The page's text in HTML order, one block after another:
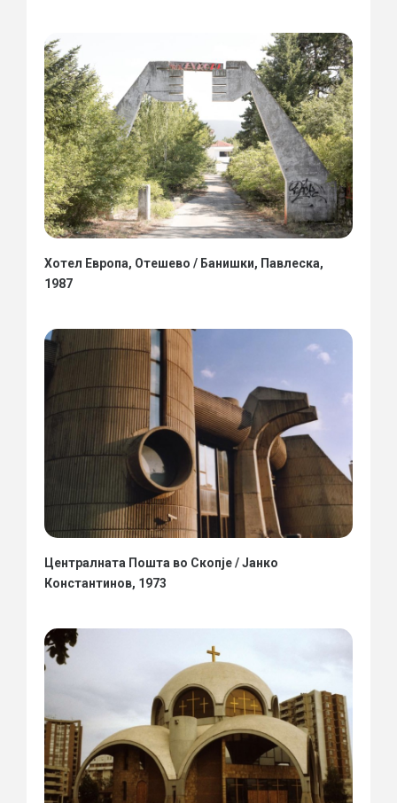
Хотел Европа, Отешево / Банишки, Павлеска,
1987
Централната Пошта во Скопје / Јанко
Константинов, 1973